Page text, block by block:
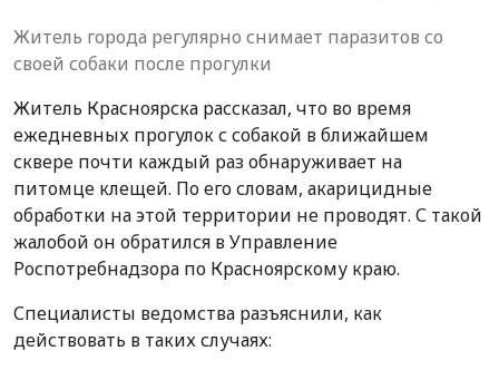
Житель города регулярно снимает паразитов со
своей собаки после прогулки
Житель Красноярска рассказал, что во время
ежедневных прогулок с собакой в ближайшем
сквере почти каждый раз обнаруживает на
питомце клещей. По его словам, акарицидные
обработки на этой территории не проводят. С такой
жалобой он обратился в Управление
Роспотребнадзора по Красноярскому краю.
Специалисты ведомства разъяснили, как
действовать в таких случаях: